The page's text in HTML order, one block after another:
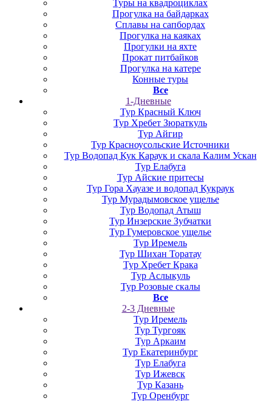
Туры на квадроциклах
Прогулка на байдарках
Сплавы на сапбордах
Прогулка на каяках
Прогулки на яхте
Прокат питбайков
Прогулка на катере
Конные туры
Все
1-Дневные
Тур Красный Ключ
Тур Хребет Зюраткуль
Тур Айгир
Тур Красноусольские Источники
Тур Водопад Кук Караук и скала Калим Ускан
Тур Елабуга
Тур Айские притесы
Тур Гора Хауазе и водопад Кукраук
Тур Мурадымовское ущелье
Тур Водопад Атыш
Тур Инзерские Зубчатки
Тур Гумеровское ущелье
Тур Иремель
Тур Шихан Торатау
Тур Хребет Крака
Тур Аслыкуль
Тур Розовые скалы
Все
2-3 Дневные
Тур Иремель
Тур Тургояк
Тур Аркаим
Тур Екатеринбург
Тур Елабуга
Тур Ижевск
Тур Казань
Тур Оренбург